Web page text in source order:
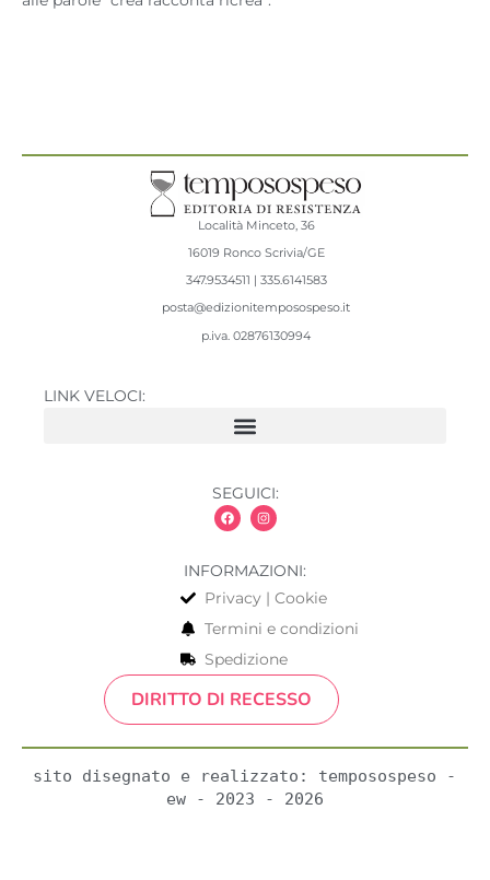
Località Minceto, 36
16019 Ronco Scrivia/GE
347.9534511 | 335.6141583
posta@edizionitemposospeso.it
p.iva. 02876130994
LINK VELOCI:
SEGUICI:
INFORMAZIONI:
Privacy | Cookie
Termini e condizioni
Spedizione
DIRITTO DI RECESSO
sito disegnato e realizzato: temposospeso -
ew - 2023 - 2026